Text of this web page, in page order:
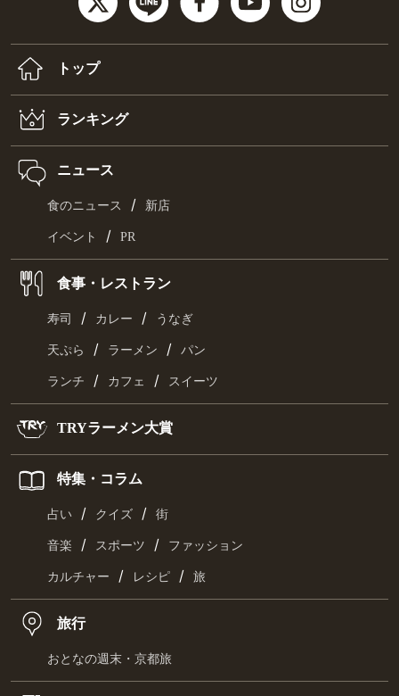
トップ
ランキング
ニュース
食のニュース / 新店
イベント / PR
食事・レストラン
寿司 / カレー / うなぎ
天ぷら / ラーメン / パン
ランチ / カフェ / スイーツ
TRYラーメン大賞
特集・コラム
占い / クイズ / 街
音楽 / スポーツ / ファッション
カルチャー / レシピ / 旅
旅行
おとなの週末・京都旅